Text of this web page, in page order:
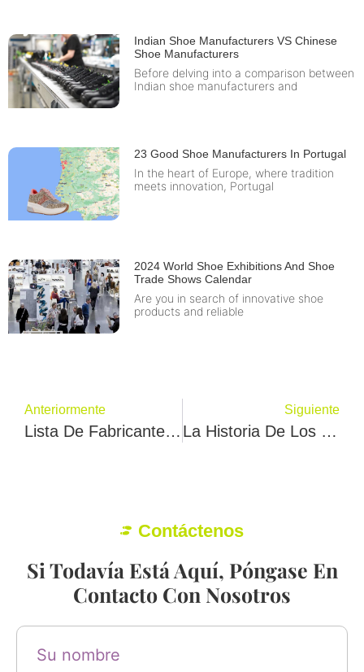
Indian Shoe Manufacturers VS Chinese
Shoe Manufacturers
Before delving into a comparison between
Indian shoe manufacturers and
23 Good Shoe Manufacturers In Portugal
In the heart of Europe, where tradition
meets innovation, Portugal
2024 World Shoe Exhibitions And Shoe
Trade Shows Calendar
Are you in search of innovative shoe
products and reliable
Anteriormente
Lista De Fabricantes De Calzado En El Reino Unido
Siguiente
La Historia De Los Zapatos
Contáctenos
Si Todavía Está Aquí, Póngase En
Contacto Con Nosotros